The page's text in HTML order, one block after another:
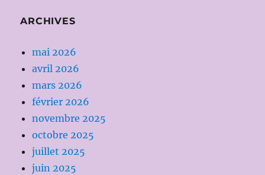
ARCHIVES
mai 2026
avril 2026
mars 2026
février 2026
novembre 2025
octobre 2025
juillet 2025
juin 2025